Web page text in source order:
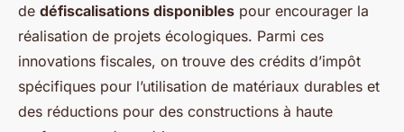
de défiscalisations disponibles pour encourager la
réalisation de projets écologiques. Parmi ces
innovations fiscales, on trouve des crédits d’impôt
spécifiques pour l’utilisation de matériaux durables et
des réductions pour des constructions à haute